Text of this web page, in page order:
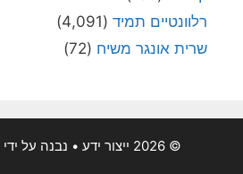
רלוונטיים תמיד (4,091)
שרית אונגר משיח (72)
© 2026 ייצור ידע • נבנה על ידי